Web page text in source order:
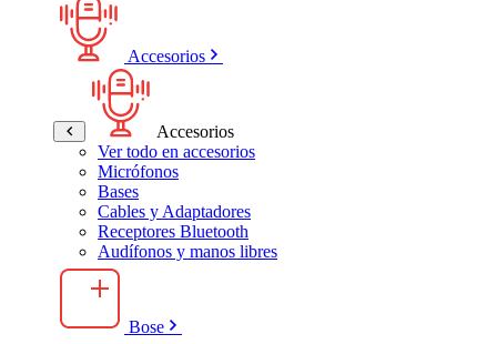
Accesorios
Accesorios
Ver todo en accesorios
Micrófonos
Bases
Cables y Adaptadores
Receptores Bluetooth
Audífonos y manos libres
Bose